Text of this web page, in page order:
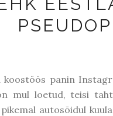
koostöös panin
mul loetud, teisi
autosõidul